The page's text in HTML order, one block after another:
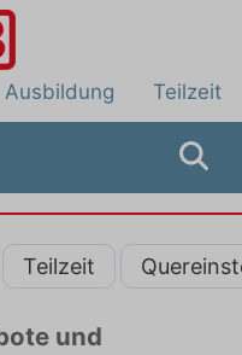
Ausbildung Teilzeit
Teilzeit
und